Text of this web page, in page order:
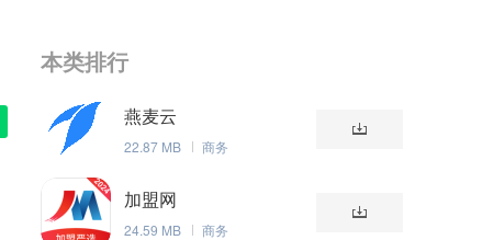
本类排行
燕麦云
22.87 MB 商务
加盟网
24.59 MB 商务